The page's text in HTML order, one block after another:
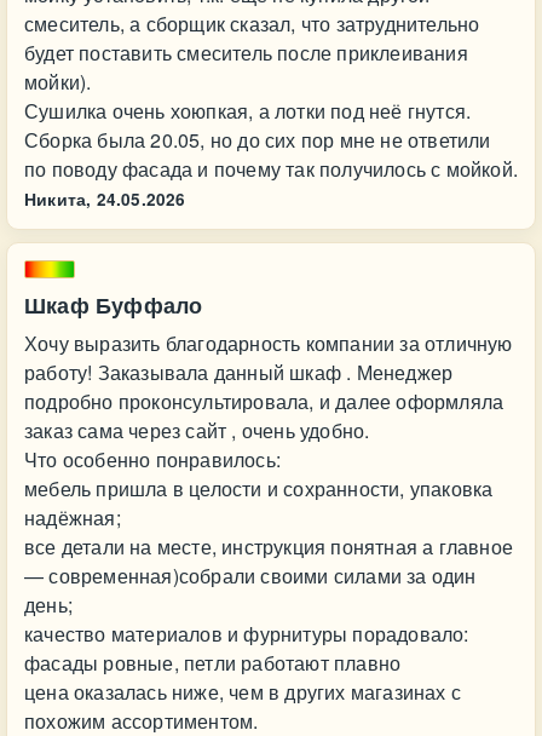
смеситель, а сборщик сказал, что затруднительно
будет поставить смеситель после приклеивания
мойки).
Сушилка очень хоюпкая, а лотки под неё гнутся.
Сборка была 20.05, но до сих пор мне не ответили
по поводу фасада и почему так получилось с мойкой.
Никита, 24.05.2026
Шкаф Буффало
Хочу выразить благодарность компании за отличную
работу! Заказывала данный шкаф . Менеджер
подробно проконсультировала, и далее оформляла
заказ сама через сайт , очень удобно.
Что особенно понравилось:
мебель пришла в целости и сохранности, упаковка
надёжная;
все детали на месте, инструкция понятная а главное
— современная)собрали своими силами за один
день;
качество материалов и фурнитуры порадовало:
фасады ровные, петли работают плавно
цена оказалась ниже, чем в других магазинах с
похожим ассортиментом.